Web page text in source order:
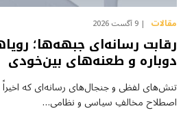
مقالات 9 آگست 2026
رقابت رسانه‌ای جبهه‌ها؛
دوباره و طعنه‌های بین‌خودی
تنش‌های لفظی و جنجال‌های رسانه‌ای که
اصطلاح مخالفِ سیاسی و نظامی…